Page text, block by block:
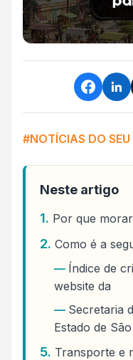
#NOTÍCIAS DO SEU
Neste artigo
Por que
Como é a
Índice de
website da
Secretaria
Estado de
Transporte e